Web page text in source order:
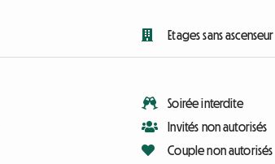
Etages sans ascenseur
Soirée interdite
Invités non autorisés
Couple non autorisés